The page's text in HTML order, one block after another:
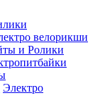
велорикши
и Ролики
Электро